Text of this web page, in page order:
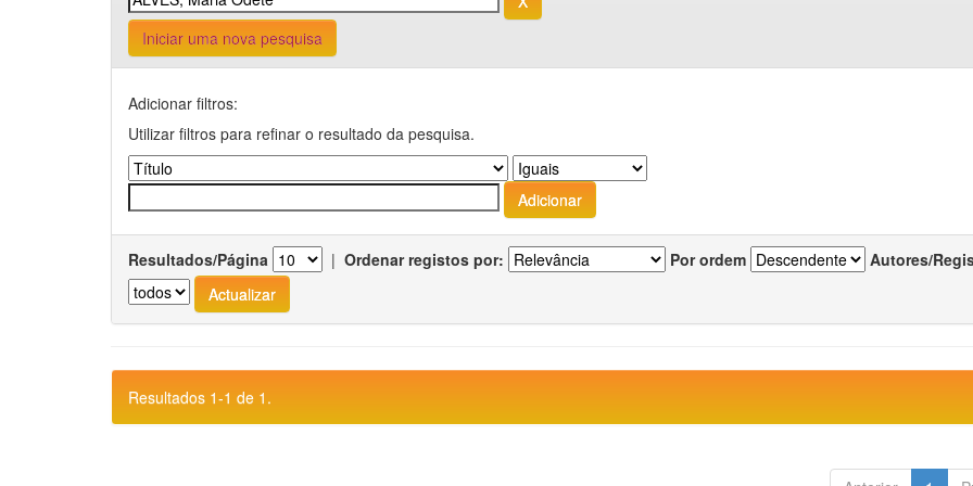
Iniciar uma nova pesquisa
Adicionar filtros:
Utilizar filtros para refinar o resultado da pesquisa.
Resultados/Página | Ordenar registos por: Por ordem Autores/
Resultados 1-1 de 1.